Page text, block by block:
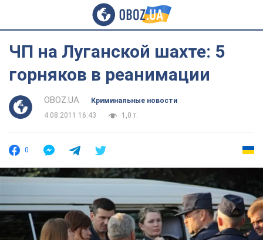
ЧП на Луганской шахте: 5
горняков в реанимации
OBOZ.UA
Криминальные новости
4.08.2011 16:43
1,0 т.
0